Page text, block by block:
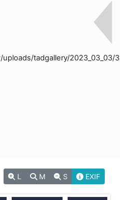
L M S EXIF